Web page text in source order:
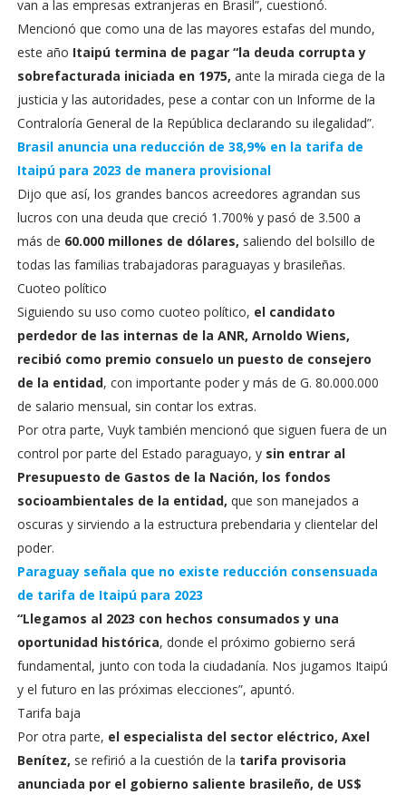
van a las empresas extranjeras en Brasil”, cuestionó.
Mencionó que como una de las mayores estafas del mundo,
este año Itaipú termina de pagar “la deuda corrupta y
sobrefacturada iniciada en 1975, ante la mirada ciega de la
justicia y las autoridades, pese a contar con un Informe de la
Contraloría General de la República declarando su ilegalidad”.
Brasil anuncia una reducción de 38,9% en la tarifa de
Itaipú para 2023 de manera provisional
Dijo que así, los grandes bancos acreedores agrandan sus
lucros con una deuda que creció 1.700% y pasó de 3.500 a
más de 60.000 millones de dólares, saliendo del bolsillo de
todas las familias trabajadoras paraguayas y brasileñas.
Cuoteo político
Siguiendo su uso como cuoteo político, el candidato
perdedor de las internas de la ANR, Arnoldo Wiens,
recibió como premio consuelo un puesto de consejero
de la entidad, con importante poder y más de G. 80.000.000
de salario mensual, sin contar los extras.
Por otra parte, Vuyk también mencionó que siguen fuera de un
control por parte del Estado paraguayo, y sin entrar al
Presupuesto de Gastos de la Nación, los fondos
socioambientales de la entidad, que son manejados a
oscuras y sirviendo a la estructura prebendaria y clientelar del
poder.
Paraguay señala que no existe reducción consensuada
de tarifa de Itaipú para 2023
“Llegamos al 2023 con hechos consumados y una
oportunidad histórica, donde el próximo gobierno será
fundamental, junto con toda la ciudadanía. Nos jugamos Itaipú
y el futuro en las próximas elecciones”, apuntó.
Tarifa baja
Por otra parte, el especialista del sector eléctrico, Axel
Benítez, se refirió a la cuestión de la tarifa provisoria
anunciada por el gobierno saliente brasileño, de US$